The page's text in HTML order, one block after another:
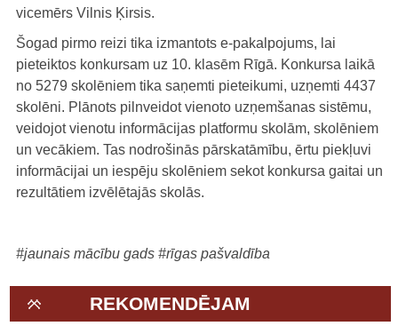
vicemērs Vilnis Ķirsis.
Šogad pirmo reizi tika izmantots e-pakalpojums, lai
pieteiktos konkursam uz 10. klasēm Rīgā. Konkursa laikā
no 5279 skolēniem tika saņemti pieteikumi, uzņemti 4437
skolēni. Plānots pilnveidot vienoto uzņemšanas sistēmu,
veidojot vienotu informācijas platformu skolām, skolēniem
un vecākiem. Tas nodrošinās pārskatāmību, ērtu piekļuvi
informācijai un iespēju skolēniem sekot konkursa gaitai un
rezultātiem izvēlētajās skolās.
#jaunais mācību gads #rīgas pašvaldība
REKOMENDĒJAM